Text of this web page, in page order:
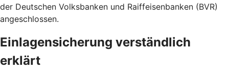
der Deutschen Volksbanken und Raiffeisenbanken (BVR)
angeschlossen.
Einlagensicherung verständlich
erklärt